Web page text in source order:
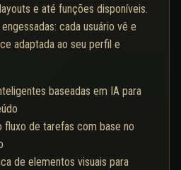
e até funções disponíveis.
cada usuário vê e
adaptada ao seu perfil e
baseadas em IA para
fluxo de tarefas com base no
de elementos visuais para